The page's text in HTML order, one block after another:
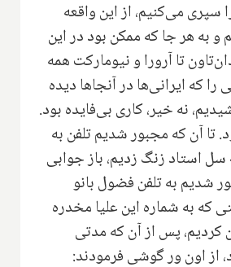
سپری می‌کنیم، از این واقعه
به هر جا که ممکن بود در این
تا آرورا و نیومارکت همه
که ایرانی‌ها در آنجاها دیده
نه خیر، کاری بی‌فایده بود.
تا آن که مجبور شدیم تلفن به
استاد زنگ زدیم، باز جوابی
شدیم به تلفن فضول ‌بانو
که به شماره این علیا مخدره
کردیم، پس از آن که مدتی
از اون ور گوشی فرمودند: